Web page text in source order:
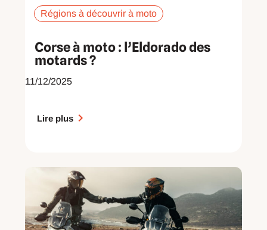
Régions à découvrir à moto
Corse à moto : l’Eldorado des
motards ?
11/12/2025
Lire plus